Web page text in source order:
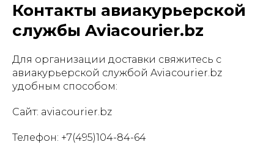
Контакты авиакурьерской
службы Aviacourier.bz
Для организации доставки свяжитесь с
авиакурьерской службой Aviacourier.bz
удобным способом:
Сайт: aviacourier.bz
Телефон: +7(495)104-84-64